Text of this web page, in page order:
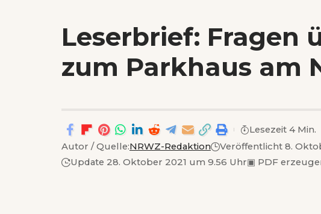
Leserbrief: Fragen
zum Parkhaus am
Autor / Quelle:NRWZ-Redaktion
Veröffentlicht 8.
Update 28. Oktober 2021 um 9.56 Uhr▣ PDF
Lesezeit 4 Min.